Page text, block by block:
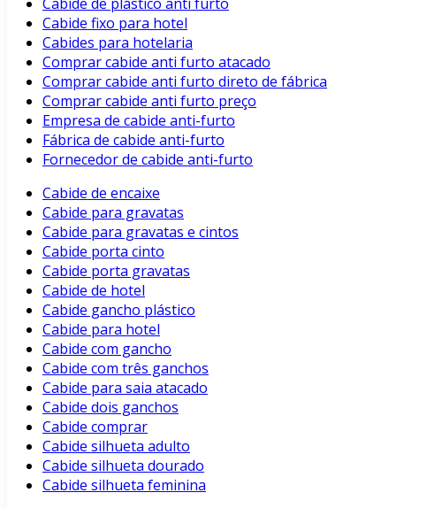
Cabide fixo para hotel
Cabides para hotelaria
Comprar cabide anti furto atacado
Comprar cabide anti furto direto de fábrica
Comprar cabide anti furto preço
Empresa de cabide anti-furto
Fábrica de cabide anti-furto
Fornecedor de cabide anti-furto
Cabide de encaixe
Cabide para gravatas
Cabide para gravatas e cintos
Cabide porta cinto
Cabide porta gravatas
Cabide de hotel
Cabide gancho plástico
Cabide para hotel
Cabide com gancho
Cabide com três ganchos
Cabide para saia atacado
Cabide dois ganchos
Cabide comprar
Cabide silhueta adulto
Cabide silhueta dourado
Cabide silhueta feminina